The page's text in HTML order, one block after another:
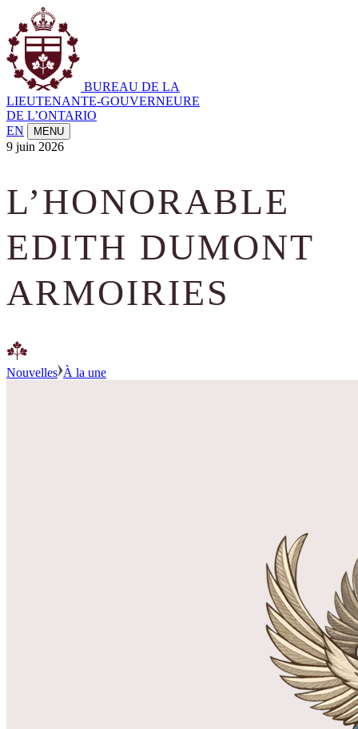
BUREAU DE LA
LIEUTENANTE-GOUVERNEURE
DE L’ONTARIO
EN
MENU
9 juin 2026
L’HONORABLE
EDITH DUMONT
ARMOIRIES
Nouvelles À la une